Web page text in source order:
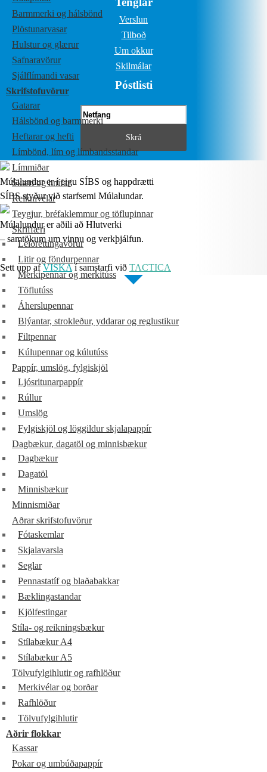
Barmmerki og hálsbönd
Plöstunarvasar
Hulstur og glærur
Safnaravörur
Sjálflímandi vasar
Skrifstofuvörur
Gatarar
Hálsbönd og barmmerki
Heftarar og hefti
Límbönd, lím og límbandsstandar
Límmiðar
Skæri og hnífar
Reiknivélar
Teygjur, bréfaklemmur og töflupinnar
Skriffæri
Leiðréttingavörur
Litir og föndurpennar
Merkipennar og merkitúss
Töflutúss
Áherslupennar
Blýantar, strokleður, yddarar og reglustikur
Filtpennar
Kúlupennar og kúlutúss
Pappír, umslög, fylgiskjöl
Ljósritunarpappír
Rúllur
Umslög
Fylgiskjöl og löggildur skjalapappír
Dagbækur, dagatöl og minnisbækur
Dagbækur
Dagatöl
Minnisbækur
Minnismiðar
Aðrar skrifstofuvörur
Fótaskemlar
Skjalavarsla
Seglar
Pennastatíf og blaðabakkar
Bæklingastandar
Kjölfestingar
Stíla- og reikningsbækur
Stílabækur A4
Stílabækur A5
Tölvufylgihlutir og rafhlöður
Merkivélar og borðar
Rafhlöður
Tölvufylgihlutir
Aðrir flokkar
Kassar
Pokar og umbúðapappír
Verslun
Tilboð
Um okkur
Skilmálar
Póstlisti
Múlalundur er í eigu SÍBS og happdrætti
SÍBS styður við starfsemi Múlalundar.
Múlalundur er aðili að Hlutverki
– samtökum um vinnu og verkþjálfun.
Sett upp afVISKAí samstarfi við TACTICA